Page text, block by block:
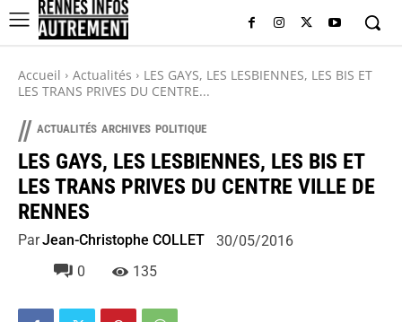
Accueil Actualités
LES GAYS, LES LESBIENNES, LES BIS ET
LES TRANS PRIVES DU CENTRE...
// ACTUALITÉS ARCHIVES POLITIQUE
LES GAYS, LES LESBIENNES, LES BIS ET
LES TRANS PRIVES DU CENTRE VILLE DE
RENNES
ParJean-Christophe COLLET
30/05/2016
0
135